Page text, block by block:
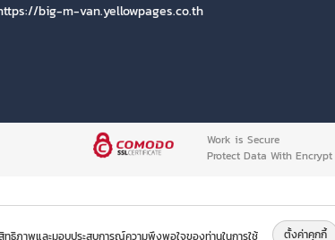
big-m-van.yellowpages.co.th
Work is Secure
Protect Data With Encrypt
ทธิภาพและมอบประสบการณ์ความพึงพอใจของท่านในการใช้ ตั้งค่าคุกกี้